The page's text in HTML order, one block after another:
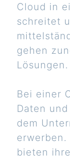
Cloud in
schreitet
gehen
Lösungen.
Bei einer
Daten
dem
bieten